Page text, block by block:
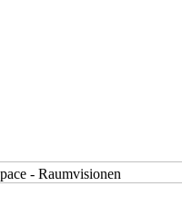
- Raumvisionen